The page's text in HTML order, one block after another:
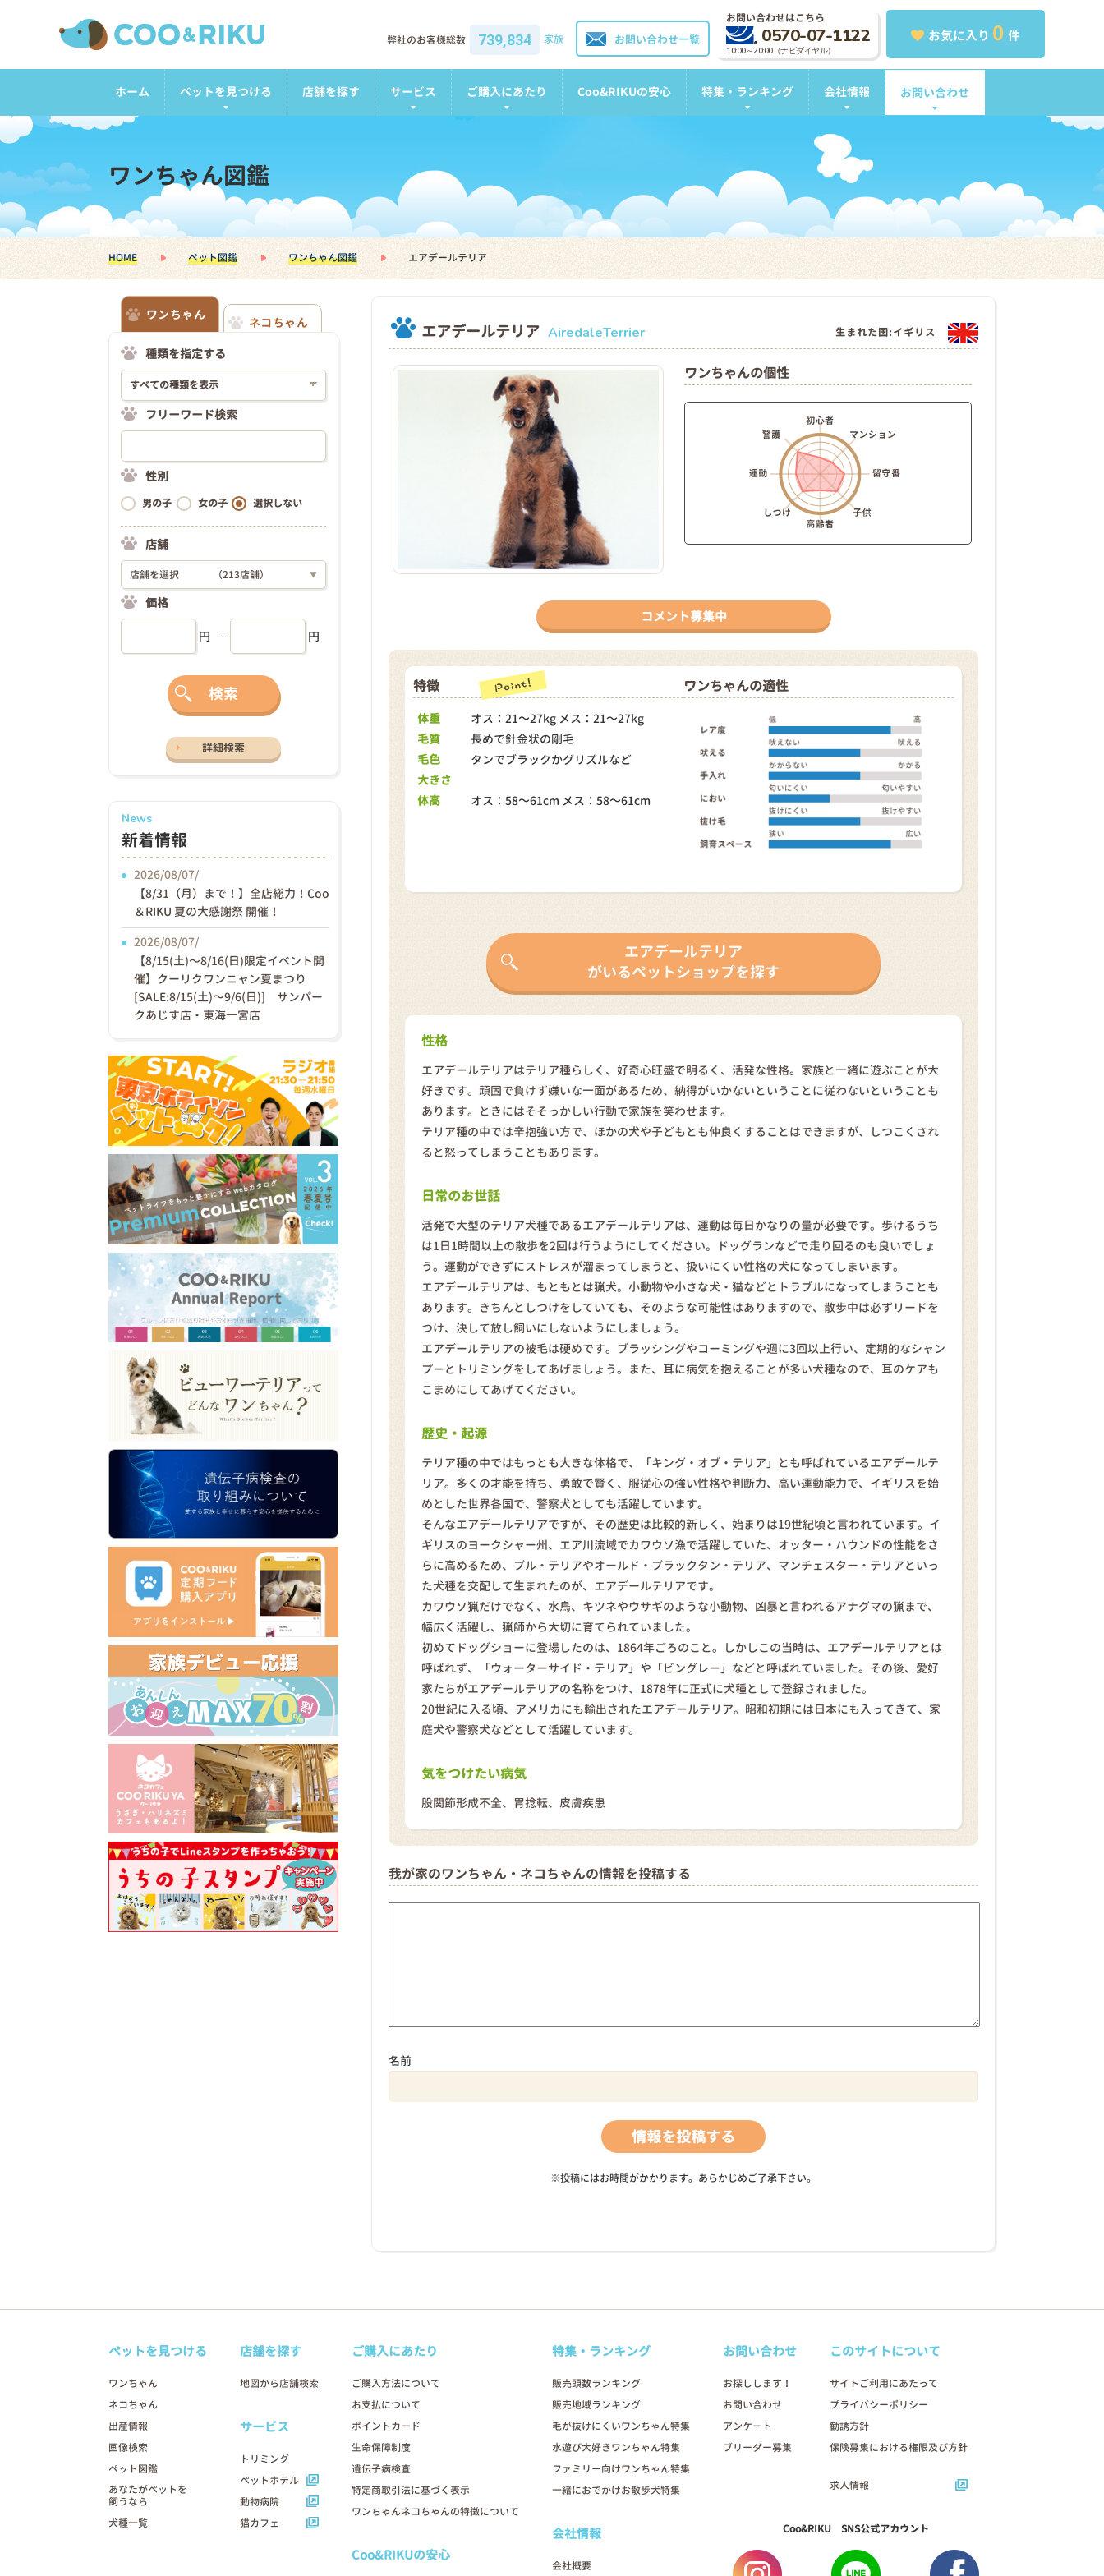
お気に入り 0 件
お問い合わせはこちら
0570-07-1122
10:00～20:00（ナビダイヤル）
お問い合わせ一覧
弊社のお客様総数 739,834 家族
ホーム ペットを見つける 店舗を探す サービス ご購入にあたり Coo&RIKUの安心 特集・ランキング 会社情報 お問い合わせ
ワンちゃん図鑑
HOME ペット図鑑 ワンちゃん図鑑 エアデールテリア
エアデールテリア AiredaleTerrier 生まれた国:イギリス
ワンちゃんの個性
コメント募集中
特徴
体重
オス：21～27kg メス：21～27kg
毛質
長めで針金状の剛毛
毛色
タンでブラックかグリズルなど
大きさ
体高
オス：58～61cm メス：58～61cm
ワンちゃんの適性
エアデールテリア
がいるペットショップを探す
性格
エアデールテリアはテリア種らしく、好奇心旺盛で明るく、活発な性格。家族と一緒に遊ぶことが大
好きです。頑固で負けず嫌いな一面があるため、納得がいかないということに従わないということも
あります。ときにはそそっかしい行動で家族を笑わせます。
テリア種の中では辛抱強い方で、ほかの犬や子どもとも仲良くすることはできますが、しつこくされ
ると怒ってしまうこともあります。
日常のお世話
活発で大型のテリア犬種であるエアデールテリアは、運動は毎日かなりの量が必要です。歩けるうち
は1日1時間以上の散歩を2回は行うようにしてください。ドッグランなどで走り回るのも良いでしょ
う。運動ができずにストレスが溜まってしまうと、扱いにくい性格の犬になってしまいます。
エアデールテリアは、もともとは猟犬。小動物や小さな犬・猫などとトラブルになってしまうことも
あります。きちんとしつけをしていても、そのような可能性はありますので、散歩中は必ずリードを
つけ、決して放し飼いにしないようにしましょう。
エアデールテリアの被毛は硬めです。ブラッシングやコーミングや週に3回以上行い、定期的なシャン
プーとトリミングをしてあげましょう。また、耳に病気を抱えることが多い犬種なので、耳のケアも
こまめにしてあげてください。
歴史・起源
テリア種の中ではもっとも大きな体格で、「キング・オブ・テリア」とも呼ばれているエアデールテ
リア。多くの才能を持ち、勇敢で賢く、服従心の強い性格や判断力、高い運動能力で、イギリスを始
めとした世界各国で、警察犬としても活躍しています。
そんなエアデールテリアですが、その歴史は比較的新しく、始まりは19世紀頃と言われています。イ
ギリスのヨークシャー州、エア川流域でカワウソ漁で活躍していた、オッター・ハウンドの性能をさ
らに高めるため、ブル・テリアやオールド・ブラックタン・テリア、マンチェスター・テリアといっ
た犬種を交配して生まれたのが、エアデールテリアです。
カワウソ猟だけでなく、水鳥、キツネやウサギのような小動物、凶暴と言われるアナグマの猟まで、
幅広く活躍し、猟師から大切に育てられていました。
初めてドッグショーに登場したのは、1864年ごろのこと。しかしこの当時は、エアデールテリアとは
呼ばれず、「ウォーターサイド・テリア」や「ビングレー」などと呼ばれていました。その後、愛好
家たちがエアデールテリアの名称をつけ、1878年に正式に犬種として登録されました。
20世紀に入る頃、アメリカにも輸出されたエアデールテリア。昭和初期には日本にも入ってきて、家
庭犬や警察犬などとして活躍しています。
気をつけたい病気
股関節形成不全、胃捻転、皮膚疾患
我が家のワンちゃん・ネコちゃんの情報を投稿する
名前
※投稿にはお時間がかかります。あらかじめご了承下さい。
ワンちゃん
ネコちゃん
種類を指定する
フリーワード検索
性別
男の子 女の子 選択しない
店舗
店舗を選択 （213店舗） ▼
価格
円 円
検索
詳細検索
News
新着情報
2026/08/07/
【8/31（月）まで！】全店総力！Coo
＆RIKU 夏の大感謝祭 開催！
2026/08/07/
【8/15(土)〜8/16(日)限定イベント開
催】クーリクワンニャン夏まつり
[SALE:8/15(土)～9/6(日)] サンパー
クあじす店・東海一宮店
ペットを見つける
ワンちゃん
ネコちゃん
出産情報
画像検索
ペット図鑑
あなたがペットを
飼うなら
犬種一覧
店舗を探す
地図から店舗検索
サービス
トリミング
ペットホテル
動物病院
猫カフェ
ご購入にあたり
ご購入方法について
お支払について
ポイントカード
生命保障制度
遺伝子病検査
特定商取引法に基づく表示
ワンちゃんネコちゃんの特徴について
Coo&RIKUの安心
特集・ランキング
販売頭数ランキング
販売地域ランキング
毛が抜けにくいワンちゃん特集
水遊び大好きワンちゃん特集
ファミリー向けワンちゃん特集
一緒におでかけお散歩犬特集
会社情報
会社概要
お問い合わせ
お探しします！
お問い合わせ
アンケート
ブリーダー募集
このサイトについて
サイトご利用にあたって
プライバシーポリシー
勧誘方針
保険募集における権限及び方針
求人情報
Coo&RIKU SNS公式アカウント